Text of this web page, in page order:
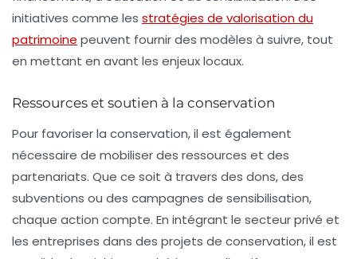
initiatives comme les stratégies de valorisation du
patrimoine peuvent fournir des modèles à suivre, tout
en mettant en avant les enjeux locaux.
Ressources et soutien à la conservation
Pour favoriser la conservation, il est également
nécessaire de mobiliser des ressources et des
partenariats. Que ce soit à travers des dons, des
subventions ou des campagnes de sensibilisation,
chaque action compte. En intégrant le secteur privé et
les entreprises dans des projets de conservation, il est